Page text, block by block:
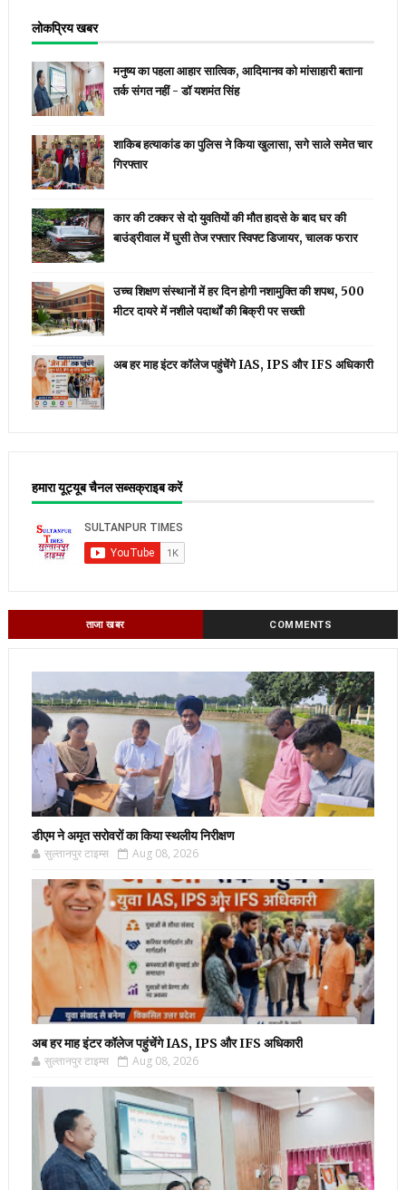
लोकप्रिय खबर
मनुष्य का पहला आहार सात्विक, आदिमानव को मांसाहारी बताना
तर्क संगत नहीं - डॉ यशमंत सिंह
शाकिब हत्याकांड का पुलिस ने किया खुलासा, सगे साले समेत चार
गिरफ्तार
कार की टक्कर से दो युवतियों की मौत हादसे के बाद घर की
बाउंड्रीवाल में घुसी तेज रफ्तार स्विफ्ट डिजायर, चालक फरार
उच्च शिक्षण संस्थानों में हर दिन होगी नशामुक्ति की शपथ, 500
मीटर दायरे में नशीले पदार्थों की बिक्री पर सख्ती
अब हर माह इंटर कॉलेज पहुंचेंगे IAS, IPS और IFS अधिकारी
हमारा यूट्यूब चैनल सब्सक्राइब करें
ताजा खबर COMMENTS
डीएम ने अमृत सरोवरों का किया स्थलीय निरीक्षण
सुल्तानपुर टाइम्स Aug 08, 2026
अब हर माह इंटर कॉलेज पहुंचेंगे IAS, IPS और IFS अधिकारी
सुल्तानपुर टाइम्स Aug 08, 2026